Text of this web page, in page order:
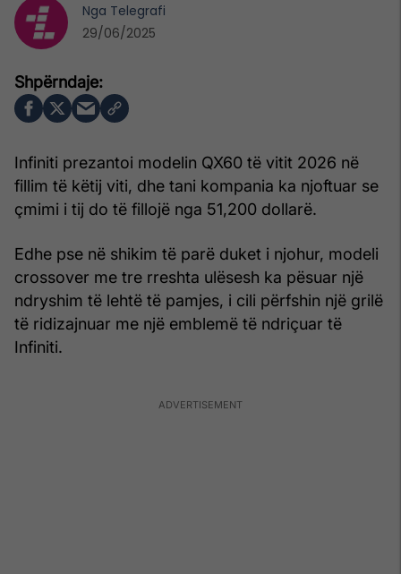
Infiniti prezantoi modelin QX60 të vitit 2026 në
fillim të këtij viti, dhe tani kompania ka njoftuar se
çmimi i tij do të fillojë nga 51,200 dollarë.
Edhe pse në shikim të parë duket i njohur, modeli
crossover me tre rreshta ulësesh ka pësuar një
ndryshim të lehtë të pamjes, i cili përfshin një grilë
të ridizajnuar me një emblemë të ndriçuar të
Infiniti.
Nga Telegrafi
29/06/2025